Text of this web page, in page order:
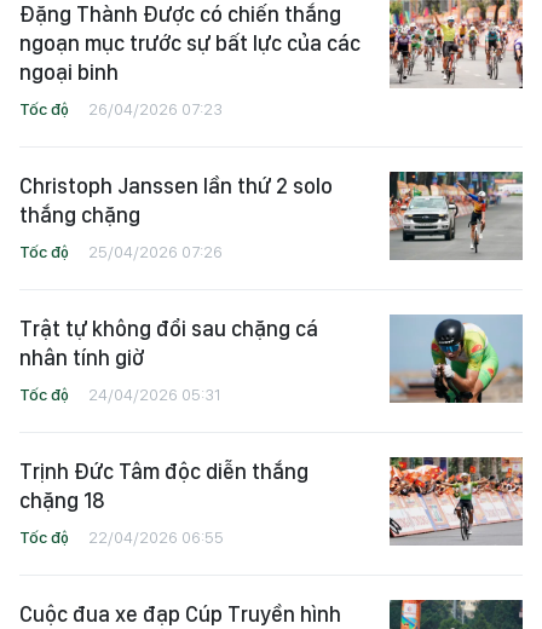
Đặng Thành Được có chiến thắng
ngoạn mục trước sự bất lực của các
ngoại binh
Tốc độ 26/04/2026 07:23
Christoph Janssen lần thứ 2 solo
thắng chặng
Tốc độ 25/04/2026 07:26
Trật tự không đổi sau chặng cá
nhân tính giờ
Tốc độ 24/04/2026 05:31
Trịnh Đức Tâm độc diễn thắng
chặng 18
Tốc độ 22/04/2026 06:55
Cuộc đua xe đạp Cúp Truyền hình